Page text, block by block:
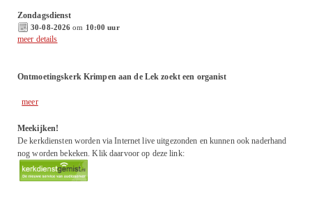
Zondagsdienst
30-08-2026 om 10:00 uur
meer details
Ontmoetingskerk Krimpen aan de Lek zoekt een organist
meer
Meekijken!
De kerkdiensten worden via Internet live uitgezonden en kunnen ook naderhand
nog worden bekeken. Klik daarvoor op deze link: